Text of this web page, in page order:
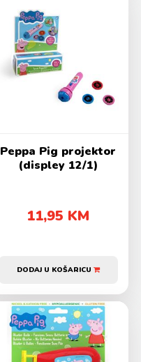
Peppa Pig projektor
(displey 12/1)
11,95 KM
DODAJ U KOŠARICU